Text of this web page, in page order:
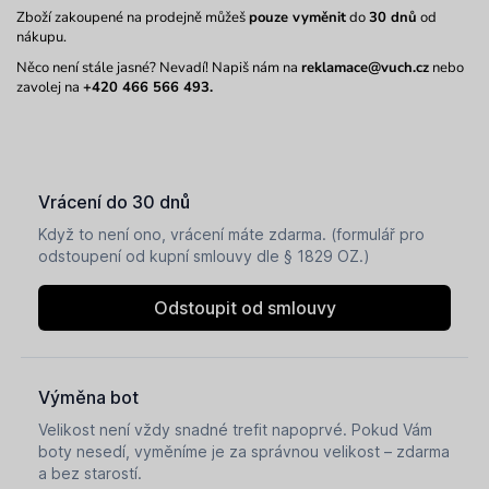
Zboží zakoupené na prodejně můžešpouze vyměnitdo30 dnů od
nákupu.
Něco není stále jasné? Nevadí! Napiš nám na reklamace@vuch.cz nebo
zavolej na +420 466 566 493.